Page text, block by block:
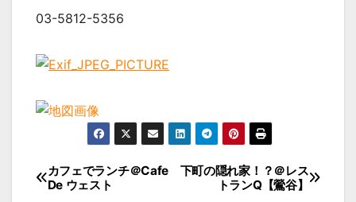
03-5812-5356
投
下町の隠れ家！？＠レス
トランQ【鶯谷】
カフェでランチ＠Cafe
De ウェスト